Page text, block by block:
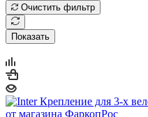
Очистить фильтр
Показать